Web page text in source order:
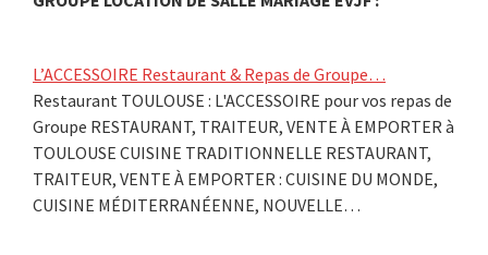
L’ACCESSOIRE Restaurant & Repas de Groupe…
Restaurant TOULOUSE : L'ACCESSOIRE pour vos repas de
Groupe RESTAURANT, TRAITEUR, VENTE À EMPORTER à
TOULOUSE CUISINE TRADITIONNELLE RESTAURANT,
TRAITEUR, VENTE À EMPORTER : CUISINE DU MONDE,
CUISINE MÉDITERRANÉENNE, NOUVELLE…